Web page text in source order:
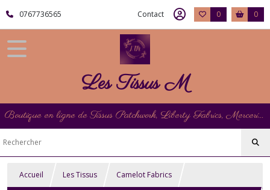
0767736565 Contact 0 0
Les Tissus M
Boutique en ligne de Tissus Patchwork, Liberty Fabrics, Mercerie et Matériel de Point de Croix
Accueil Les Tissus Camelot Fabrics